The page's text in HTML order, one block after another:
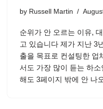
by Russell Martin
순위가 안 오르는 이유,
고 있습니다 제가 지난 3
출을 목표로 컨설팅한 업
서도 가장 많이 듣는 하
해도 3페이지 밖에 안 나